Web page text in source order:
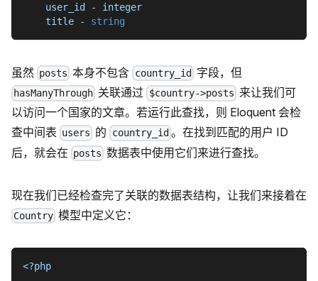
    user_id
-
integer
    title
- string
虽然 posts 本身不包含 country_id 字段，但
hasManyThrough 关联通过 $country->posts 来让我们可
以访问一个国家的文章。若运行此查找，则 Eloquent 会检
查中间表 users 的 country_id 。在找到匹配的用户 ID
后，就会在 posts 数据表中使用它们来进行查找。
现在我们已经检查完了关联的数据表结构，让我们来接着在
Country 模型中定义它：
<?php